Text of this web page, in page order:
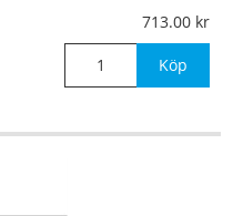
713.00
Köp